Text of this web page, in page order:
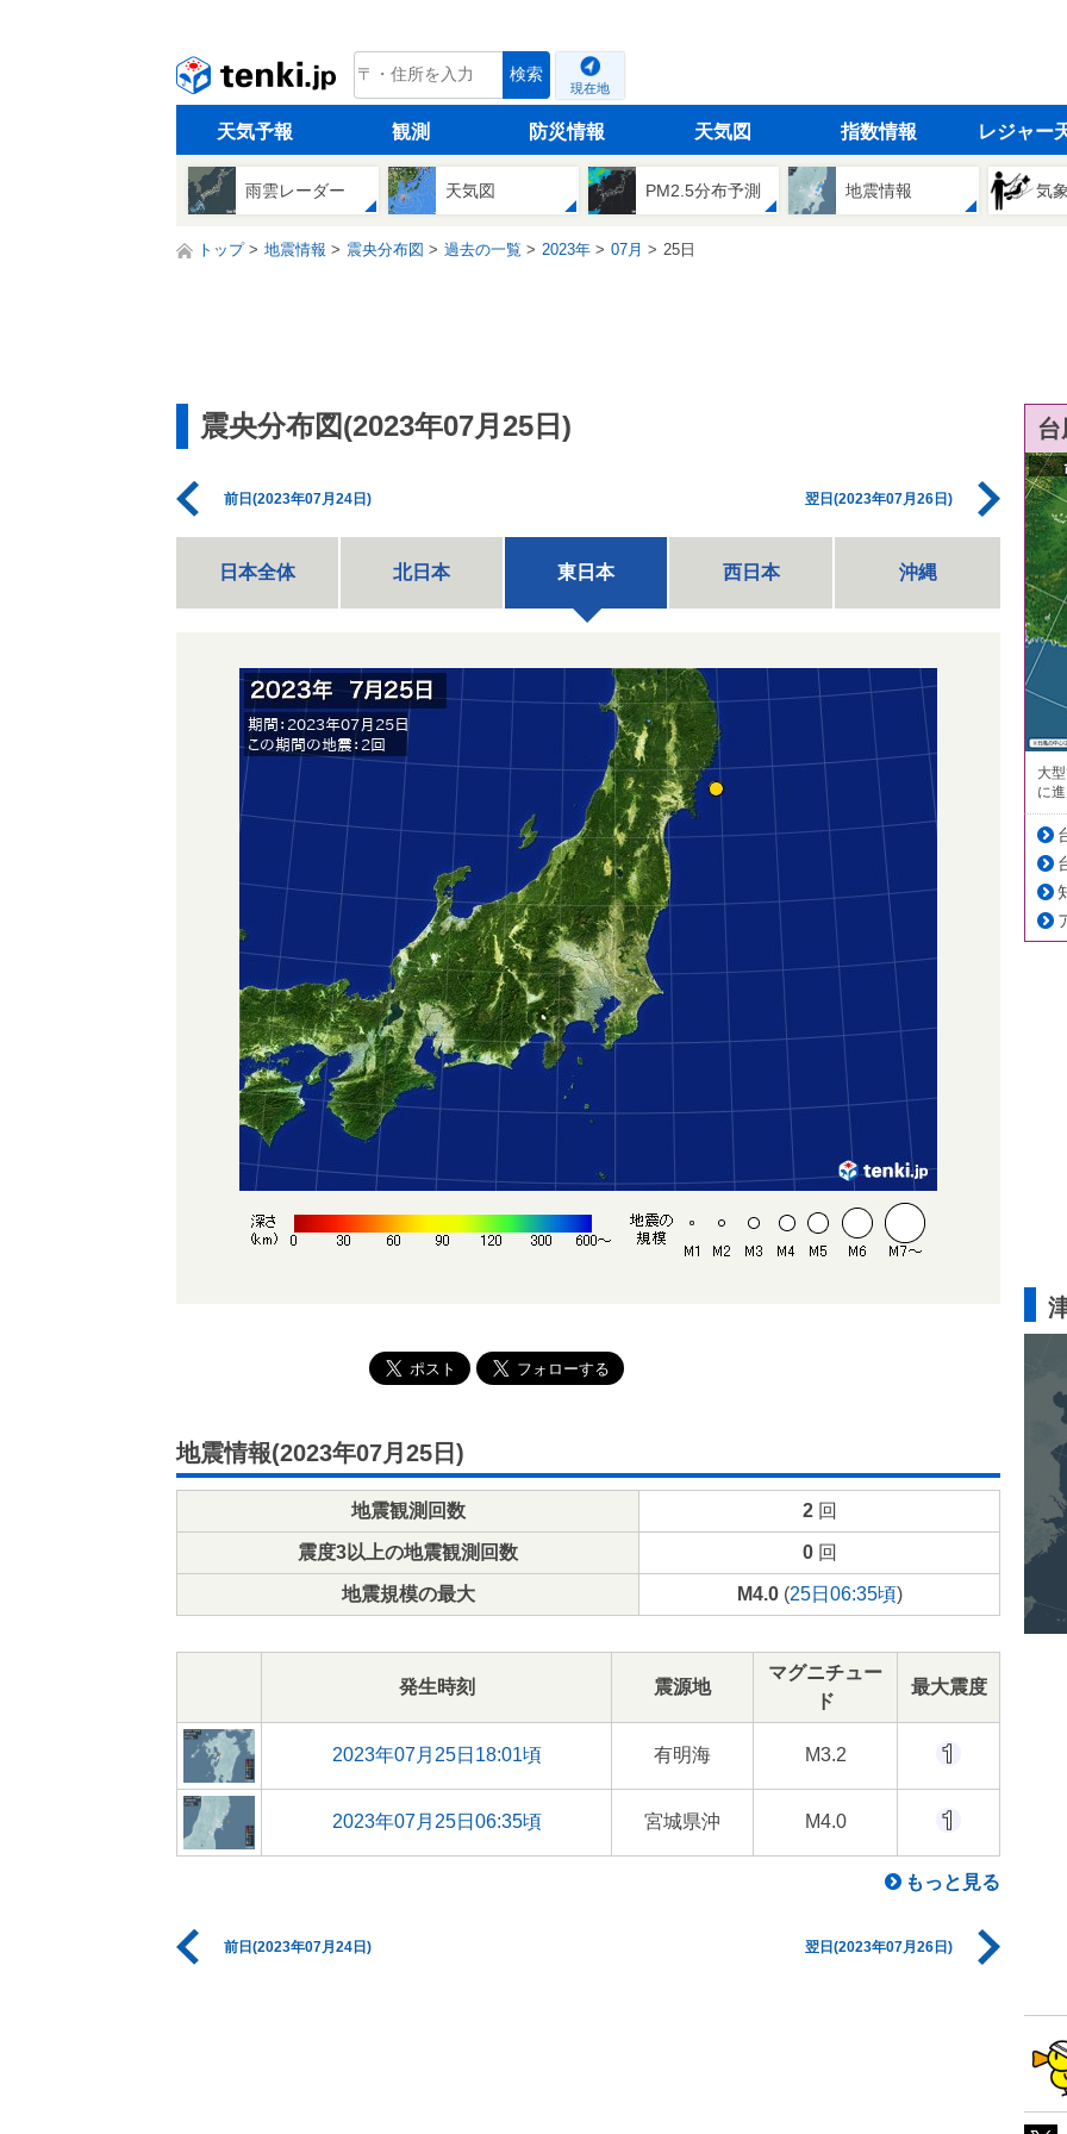
tenki.jp 検索
現在地
天気予報 観測 防災情報 天気図 指数情報 レジャー
雨雲レーダー 天気図 PM2.5分布予測 地震情報 気
トップ 地震情報 震央分布図 過去の一覧 2023年 07月 25日
震央分布図(2023年07月25日)
前日(2023年07月24日) 翌日(2023年07月26日)
日本全体 北日本 東日本 西日本 沖縄
地震情報(2023年07月25日)
地震観測回数 2回
震度3以上の地震観測回数 0回
地震規模の最大 M4.0(25日06:35頃)
発生時刻 震源地
マグニチュー
ド
最大震度
2023年07月25日18:01頃 有明海 M3.2
2023年07月25日06:35頃 宮城県沖 M4.0
もっと見る
前日(2023年07月24日) 翌日(2023年07月26日)
大
に